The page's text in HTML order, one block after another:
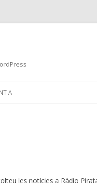
A
les notícies a Ràdio